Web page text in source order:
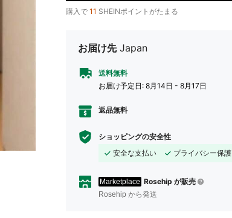
購入で 11 SHEINポイントがたまる
お届け先 Japan
送料無料
お届け予定日: 8月14日 - 8月17日
返品無料
ショッピングの安全性
安全な支払い
プライバシー保護
Marketplace Rosehip が販売
Rosehip から発送